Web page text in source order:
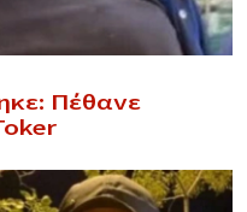
Πέθαvε